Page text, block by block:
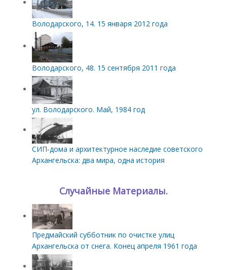
Володарского, 14. 15 января 2012 года
Володарского, 48. 15 сентября 2011 года
ул. Володарского. Май, 1984 год
СИП‑дома и архитектурное наследие советского
Архангельска: два мира, одна история
Случайные Материалы.
Предмайский субботник по очистке улиц
Архангельска от снега. Конец апреля 1961 года